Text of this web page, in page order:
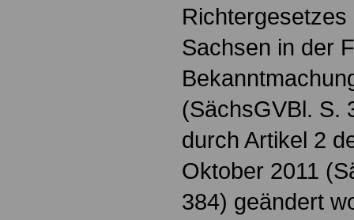
Sachsen in der
(SächsGVBl. S.
durch Artikel 2
Oktober 2011
384) geändert